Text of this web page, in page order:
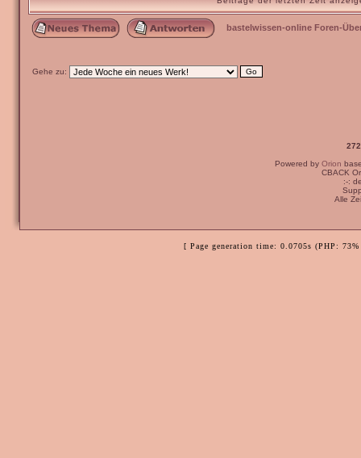
bastelwissen-online Foren-
Gehe zu:
Powered by Orion
CBACK
:-:
Alle
[ Page generation time: 0.0705s (PHP: